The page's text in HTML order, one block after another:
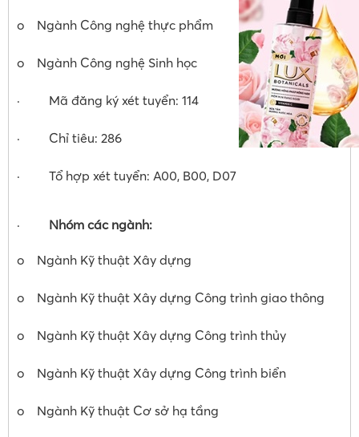
o Ngành Công nghệ thực phẩm
o Ngành Công nghệ Sinh học
· Mã đăng ký xét tuyển: 114
· Chỉ tiêu: 286
· Tổ hợp xét tuyển: A00, B00, D07
· Nhóm các ngành:
o Ngành Kỹ thuật Xây dựng
o Ngành Kỹ thuật Xây dựng Công trình giao thông
o Ngành Kỹ thuật Xây dựng Công trình thủy
o Ngành Kỹ thuật Xây dựng Công trình biển
o Ngành Kỹ thuật Cơ sở hạ tầng